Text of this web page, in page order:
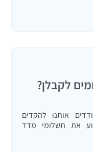
לקבלן?
אותנו להקדים
את תשלומי מדד
זה עושה סדר